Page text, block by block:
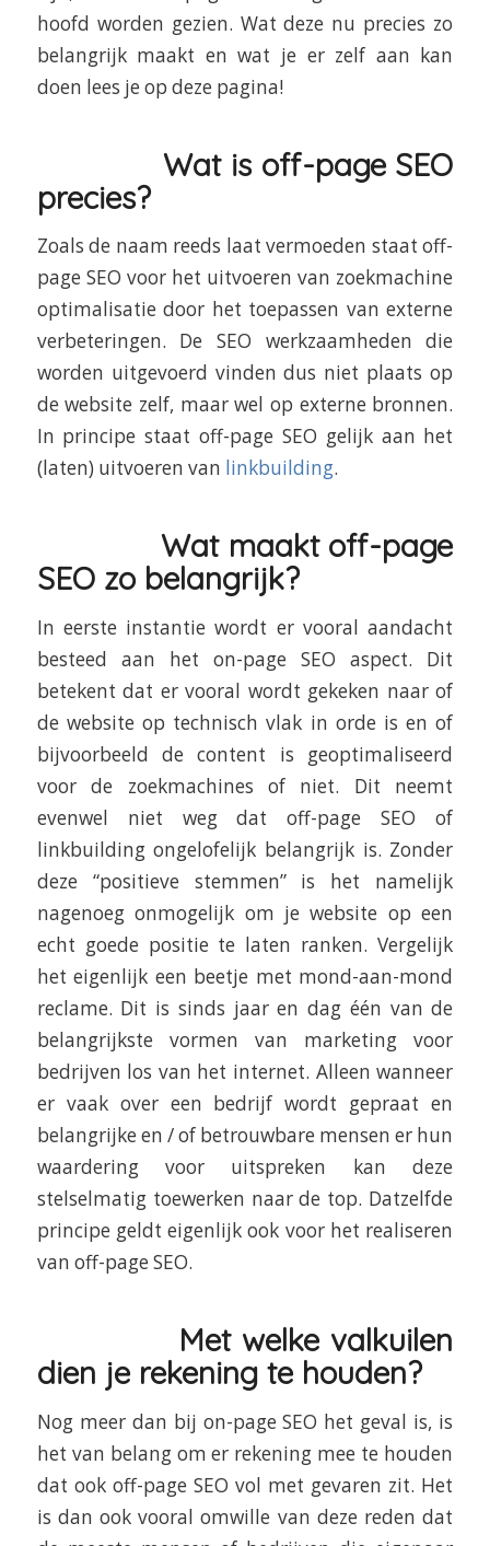
hoofd worden gezien. Wat deze nu precies zo
belangrijk maakt en wat je er zelf aan kan
doen lees je op deze pagina!
Wat is off-page SEO
precies?
Zoals de naam reeds laat vermoeden staat off-
page SEO voor het uitvoeren van zoekmachine
optimalisatie door het toepassen van externe
verbeteringen. De SEO werkzaamheden die
worden uitgevoerd vinden dus niet plaats op
de website zelf, maar wel op externe bronnen.
In principe staat off-page SEO gelijk aan het
(laten) uitvoeren van linkbuilding.
Wat maakt off-page
SEO zo belangrijk?
In eerste instantie wordt er vooral aandacht
besteed aan het on-page SEO aspect. Dit
betekent dat er vooral wordt gekeken naar of
de website op technisch vlak in orde is en of
bijvoorbeeld de content is geoptimaliseerd
voor de zoekmachines of niet. Dit neemt
evenwel niet weg dat off-page SEO of
linkbuilding ongelofelijk belangrijk is. Zonder
deze “positieve stemmen” is het namelijk
nagenoeg onmogelijk om je website op een
echt goede positie te laten ranken. Vergelijk
het eigenlijk een beetje met mond-aan-mond
reclame. Dit is sinds jaar en dag één van de
belangrijkste vormen van marketing voor
bedrijven los van het internet. Alleen wanneer
er vaak over een bedrijf wordt gepraat en
belangrijke en / of betrouwbare mensen er hun
waardering voor uitspreken kan deze
stelselmatig toewerken naar de top. Datzelfde
principe geldt eigenlijk ook voor het realiseren
van off-page SEO.
Met welke valkuilen
dien je rekening te houden?
Nog meer dan bij on-page SEO het geval is, is
het van belang om er rekening mee te houden
dat ook off-page SEO vol met gevaren zit. Het
is dan ook vooral omwille van deze reden dat